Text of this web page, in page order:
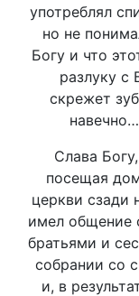
употреблял
но не
Богу и что
разлуку с
скрежет
Слава
посещая
церкви сзади
имел общение
братьями и
собрании со
и, в